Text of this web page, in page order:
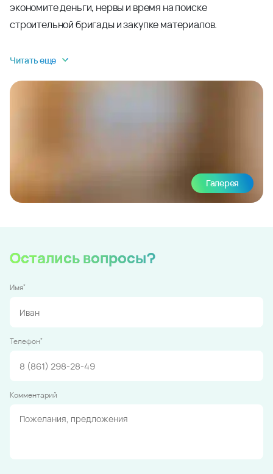
экономите деньги, нервы и время на поиске
строительной бригады и закупке материалов.
Читать еще
Галерея
Остались вопросы?
Имя*
Телефон*
Комментарий